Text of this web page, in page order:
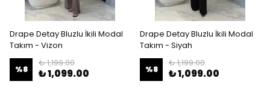
Drape Detay Bluzlu İkili Modal
Takım - Vizon
%8
₺ 1,199.00
₺ 1,099.00
Drape Detay Bluzlu İkili Modal
Takım - Siyah
%8
₺ 1,199.00
₺ 1,099.00